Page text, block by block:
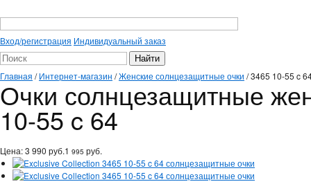
Вход/регистрация Индивидуальный заказ
Главная /Интернет-магазин /Женские солнцезащитные очки /3465 10-55 c
Очки солнцезащитные
10-55 c 64
Цена:3 990 руб.1 995 руб.